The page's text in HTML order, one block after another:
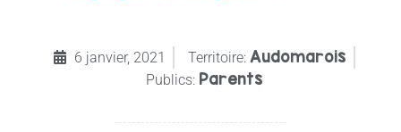
6 janvier, 2021 Territoire: Audomarois
Publics: Parents